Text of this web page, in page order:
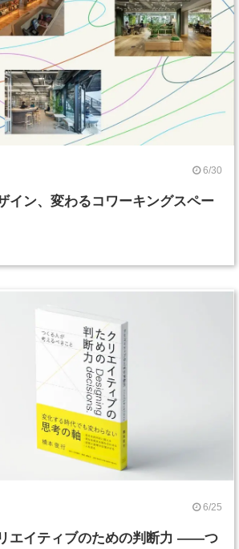
6/30
イン、変わるコワーキングスペー
6/25
エイティブのための判断力 ――つ